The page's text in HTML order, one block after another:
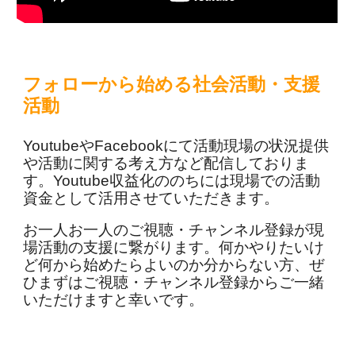
フォローから始める社会活動・支援
活動
YoutubeやFacebookにて活動現場の状況提供
や活動に関する考え方など配信しておりま
す。Youtube収益化ののちには現場での活動
資金として活用させていただきます。
お一人お一人のご視聴・チャンネル登録が現
場活動の支援に繋がります。何かやりたいけ
ど何から始めたらよいのか分からない方、ぜ
ひまずはご視聴・チャンネル登録からご一緒
いただけますと幸いです。